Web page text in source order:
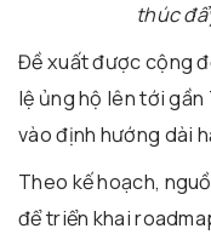
thúc
Đề xuất được cộng
lệ ủng hộ lên tới gần
vào định hướng dài
Theo kế hoạch,
để triển khai